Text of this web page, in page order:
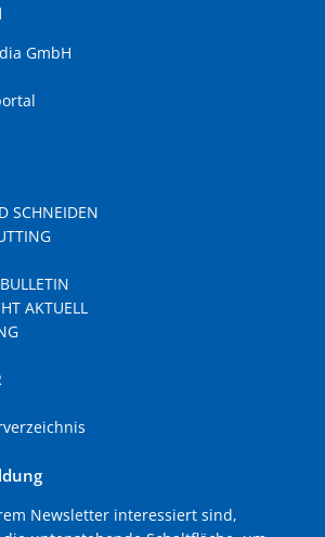
GmbH
SCHNEIDEN
AKTUELL
Newsletter interessiert sind,